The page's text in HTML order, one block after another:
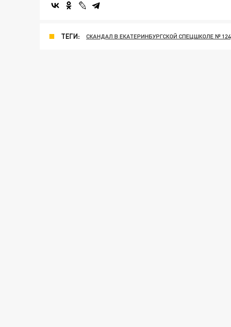
ТЕГИ: СКАНДАЛ В ЕКАТЕРИНБУРГСКОЙ СПЕЦШКОЛЕ № 124